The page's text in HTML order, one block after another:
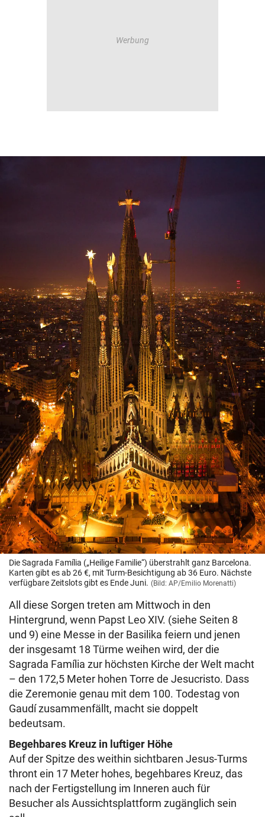
Die Sagrada Família („Heilige Familie“) überstrahlt ganz Barcelona.
Karten gibt es ab 26 €, mit Turm-Besichtigung ab 36 Euro. Nächste
verfügbare Zeitslots gibt es Ende Juni. (Bild: AP/Emilio Morenatti)
All diese Sorgen treten am Mittwoch in den
Hintergrund, wenn Papst Leo XIV. (siehe Seiten 8
und 9) eine Messe in der Basilika feiern und jenen
der insgesamt 18 Türme weihen wird, der die
Sagrada Família zur höchsten Kirche der Welt macht
– den 172,5 Meter hohen Torre de Jesucristo. Dass
die Zeremonie genau mit dem 100. Todestag von
Gaudí zusammenfällt, macht sie doppelt
bedeutsam.
Begehbares Kreuz in luftiger Höhe
Auf der Spitze des weithin sichtbaren Jesus-Turms
thront ein 17 Meter hohes, begehbares Kreuz, das
nach der Fertigstellung im Inneren auch für
Besucher als Aussichtsplattform zugänglich sein